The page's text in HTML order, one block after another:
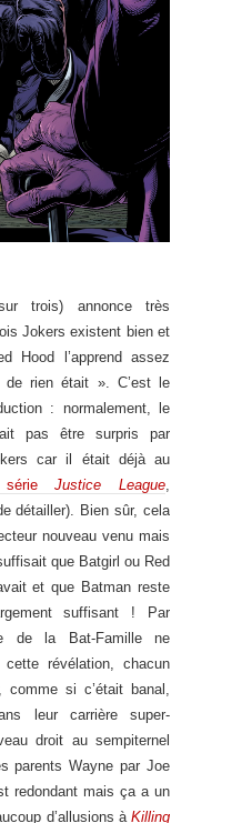
trois) annonce très
Jokers existent bien et
Hood l’apprend assez
de rien était ». C’est le
: normalement, le
pas être surpris par
car il était déjà au
sérieJustice League
détailler). Bien sûr, cela
nouveau venu mais
que Batgirl ou Red
et que Batman reste
suffisant ! Par
de la Bat-Famille ne
révélation, chacun
comme si c’était banal,
leur carrière super-
droit au sempiternel
parents Wayne par Joe
redondant mais ça a un
d’allusions à Killing